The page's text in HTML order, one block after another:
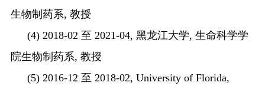
生物制药系, 教授
(4) 2018-02 至 2021-04, 黑龙江大学, 生命科学学
院生物制药系, 教授
(5) 2016-12 至 2018-02, University of Florida,